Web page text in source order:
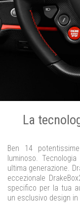
La
Ben 14
luminoso.
ultima generazione.
eccezionale
specifico per la tua
un esclusivo design in